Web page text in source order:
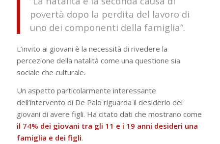
povertà dopo la perdita del lavoro di
uno dei componenti della famiglia“.
L’invito ai giovani è la necessità di rivedere la
percezione della natalità come una questione sia
sociale che culturale.
Un aspetto particolarmente interessante
dell’intervento di De Palo riguarda il desiderio dei
giovani di avere figli. Ha citato dati che mostrano come
il 74% dei giovani tra gli 11 e i 19 anni desideri una
famiglia e dei figli.